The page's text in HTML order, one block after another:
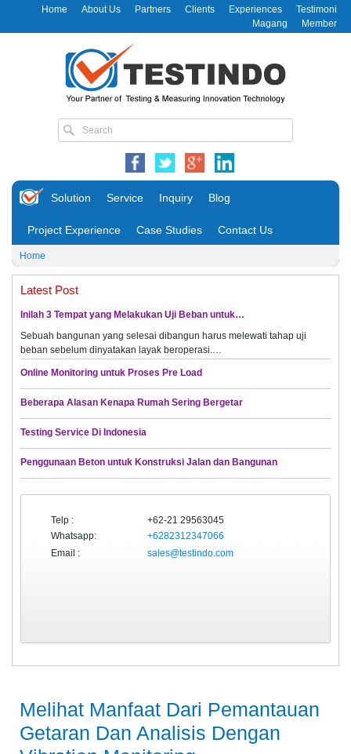
Home About Us Partners Clients Experiences
Testimoni
Magang
Member
Solution Service Inquiry Blog
Project Experience Case Studies Contact Us
Home
Latest Post
Inilah 3 Tempat yang Melakukan Uji Beban untuk…
Sebuah bangunan yang selesai dibangun harus melewati tahap uji
beban sebelum dinyatakan layak beroperasi.…
Online Monitoring untuk Proses Pre Load
Beberapa Alasan Kenapa Rumah Sering Bergetar
Testing Service Di Indonesia
Penggunaan Beton untuk Konstruksi Jalan dan Bangunan
Telp :
+62-21 29563045
Whatsapp:
+6282312347066
Email :
sales@testindo.com
Melihat Manfaat Dari Pemantauan
Getaran Dan Analisis Dengan